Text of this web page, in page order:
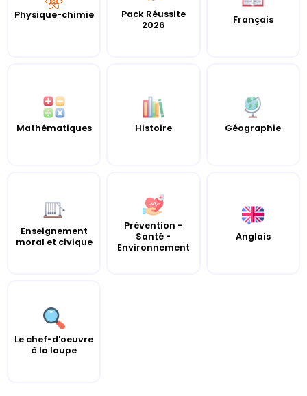
Physique-chimie
Pack Réussite
2026
Français
Mathématiques Histoire Géographie
Enseignement
moral et civique
Prévention -
Santé -
Environnement
Anglais
Le chef-d'oeuvre
à la loupe